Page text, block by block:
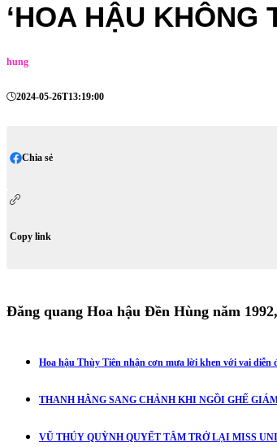
‘HOA HẬU KHÔNG
hung
2024-05-26T13:19:00
Chia sẻ
Copy link
Đăng quang Hoa hậu Đền Hùng năm
Hoa hậu Thùy Tiên nhận cơn mưa lời khen với vai diễn
THANH HẰNG SANG CHẢNH KHI NGỒI GHẾ
VŨ THÚY QUỲNH QUYẾT TÂM TRỞ LẠI MISS